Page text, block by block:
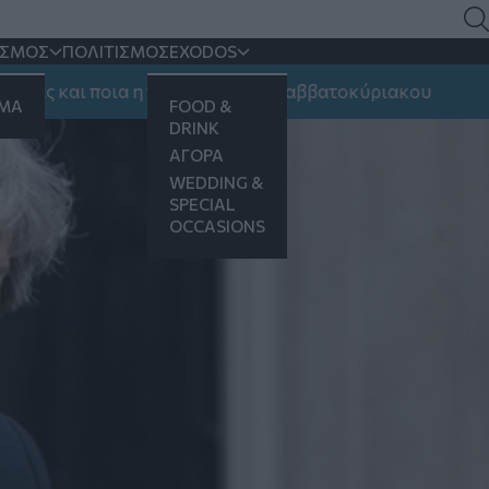
ΠΟΛΙΤΙΣΜΟΣEXODOS
FOOD &
DRINK
ΑΓΟΡΑ
WEDDING &
SPECIAL
OCCASIONS
ποια η πρόγνωση του Σαββατοκύριακου
χαθεί